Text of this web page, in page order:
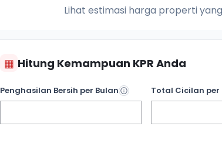
Lihat estimasi harga properti
▦ Hitung Kemampuan KPR Anda
Penghasilan Bersih per Bulan Total Cicilan per